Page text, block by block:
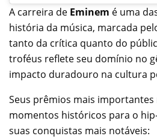
A carreira de Eminem é uma
história da música, marcada
tanto da crítica quanto do
troféus reflete seu domínio no
impacto duradouro na cultura
Seus prêmios mais
momentos históricos para o
suas conquistas mais notáveis: